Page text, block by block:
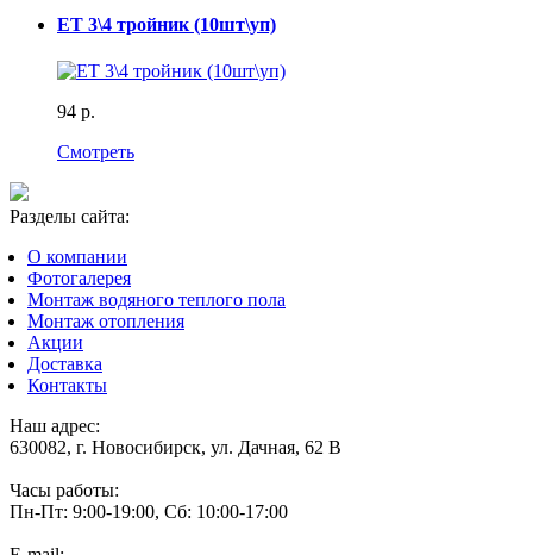
ET 3\4 тройник (10шт\уп)
94 р.
Смотреть
Разделы сайта:
О компании
Фотогалерея
Монтаж водяного теплого пола
Монтаж отопления
Акции
Доставка
Контакты
Наш адрес:
630082, г. Новосибирск, ул. Дачная, 62 В
Часы работы:
Пн-Пт: 9:00-19:00, Сб: 10:00-17:00